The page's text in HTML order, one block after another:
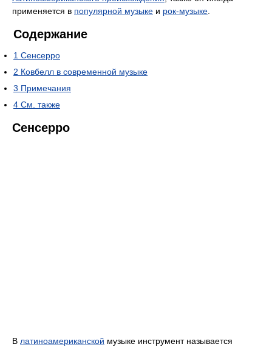
применяется в популярной музыке и рок-музыке
Содержание
1 Сенсерро
2 Ковбелл в современной музыке
3 Примечания
4 См. также
Сенсерро
В латиноамериканской музыке инструмент называется